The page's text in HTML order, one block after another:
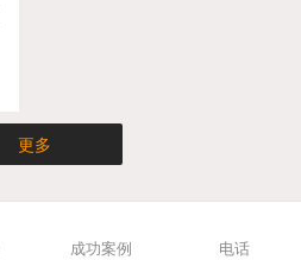
更多
成功案例 电话